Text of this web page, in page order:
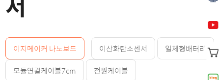
이지메이커 나노보드 이산화탄소센서
일체형배터리
모듈연결케이블7cm
전원케이블